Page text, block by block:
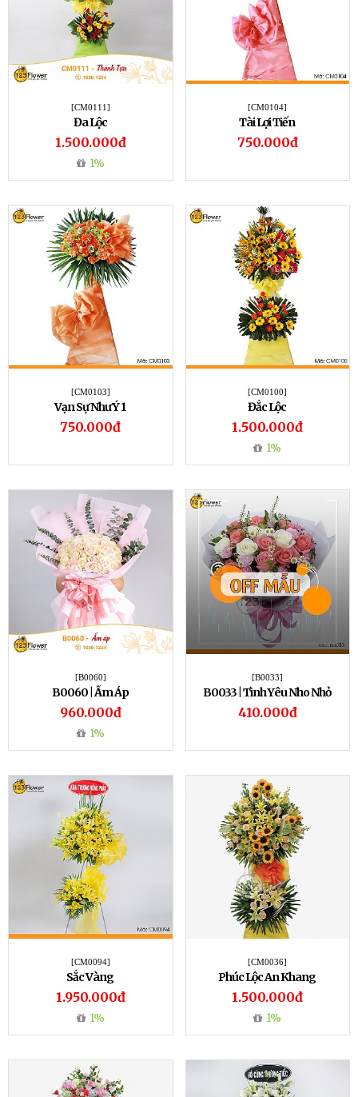
[CM0111]
Đa Lộc
1.500.000đ
1%
[CM0104]
Tài Lợi Tiến
750.000đ
[CM0103]
Vạn Sự Như Ý 1
750.000đ
[CM0100]
Đắc Lộc
1.500.000đ
1%
[B0060]
B0060 | Ấm Áp
960.000đ
1%
[B0033]
B0033 | Tình Yêu Nho Nhỏ
410.000đ
[CM0094]
Sắc Vàng
1.950.000đ
1%
[CM0036]
Phúc Lộc An Khang
1.500.000đ
1%